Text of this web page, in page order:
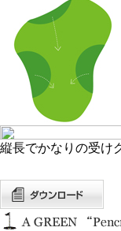
縦長でかなりの受け